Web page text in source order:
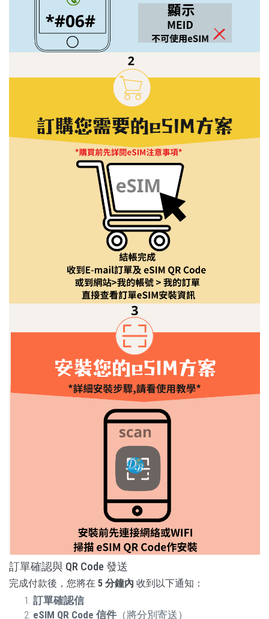
訂單確認與 QR Code 發送
完成付款後，您將在 5 分鐘內 收到以下通知：
訂單確認信
eSIM QR Code 信件 （將分別寄送）